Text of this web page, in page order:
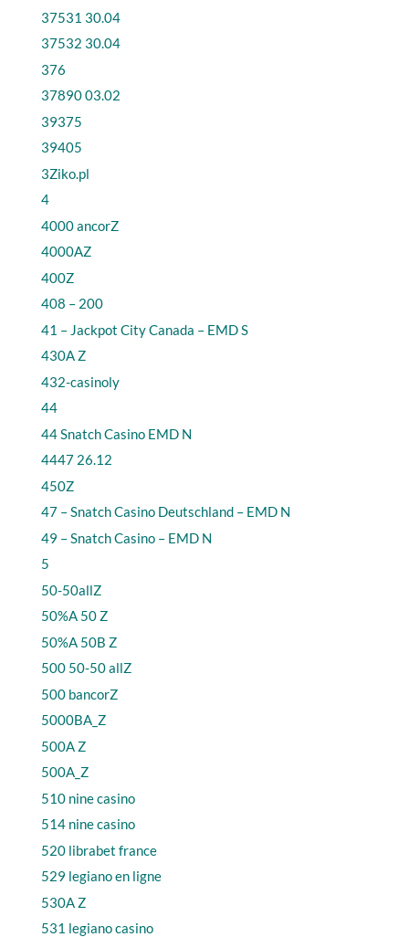
37531 30.04
37532 30.04
376
37890 03.02
39375
39405
3Ziko.pl
4
4000 ancorZ
4000AZ
400Z
408 – 200
41 – Jackpot City Canada – EMD S
430A Z
432-casinoly
44
44 Snatch Casino EMD N
4447 26.12
450Z
47 – Snatch Casino Deutschland – EMD N
49 – Snatch Casino – EMD N
5
50-50allZ
50%A 50 Z
50%A 50B Z
500 50-50 allZ
500 bancorZ
5000BA_Z
500A Z
500A_Z
510 nine casino
514 nine casino
520 librabet france
529 legiano en ligne
530A Z
531 legiano casino